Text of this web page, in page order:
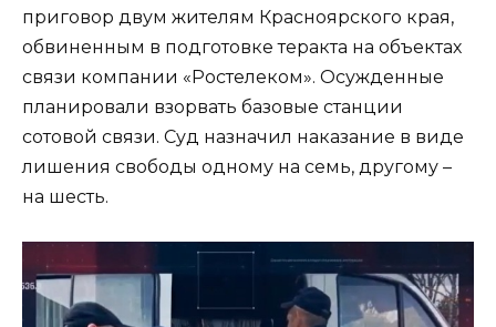
приговор двум жителям Красноярского края,
обвиненным в подготовке теракта на объектах
связи компании «Ростелеком». Осужденные
планировали взорвать базовые станции
сотовой связи. Суд назначил наказание в виде
лишения свободы одному на семь, другому –
на шесть.